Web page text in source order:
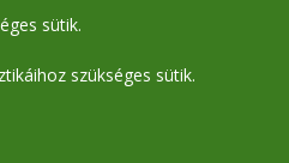
sütik.
szükséges sütik.